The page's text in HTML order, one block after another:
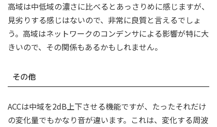
高域は中低域の濃さに比べるとあっさりめに感じますが、
見劣りする感じはないので、非常に良質と言えるでしょ
う。高域はネットワークのコンデンサによる影響が特に大
きいので、その関係もあるかもしれません。
その他
ACCは中域を2dB上下させる機能ですが、たったそれだけ
の変化量でもかなり音が違います。これは、変化する周波